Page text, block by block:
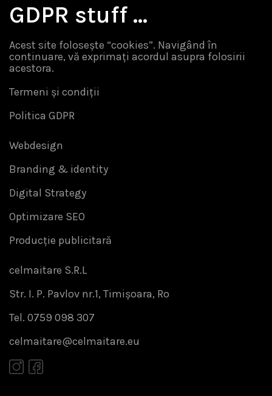
GDPR stuff …
Acest site folosește “cookies”. Navigând în
continuare, vă exprimați acordul asupra folosirii
acestora.
Termeni și condiții
Politica GDPR
Webdesign
Branding & identity
Digital Strategy
Optimizare SEO
Producție publicitară
celmaitare S.R.L
Str. I. P. Pavlov nr.1, Timișoara, Ro
Tel. 0759 098 307
celmaitare@celmaitare.eu